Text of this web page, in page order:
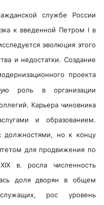
службе России
к введенной Петром I в
эволюция этого
и недостатки. Создание
проекта
роль в организации
Карьера чиновника
и образованием.
должностями, но к концу
для продвижения по
в. росла численность
доля дворян в общем
служащих, рос уровень